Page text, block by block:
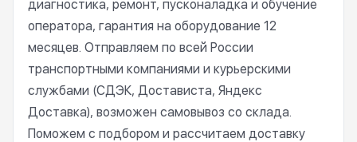
диагностика, ремонт, пусконаладка и обучение
оператора, гарантия на оборудование 12
месяцев. Отправляем по всей России
транспортными компаниями и курьерскими
службами (СДЭК, Достависта, Яндекс
Доставка), возможен самовывоз со склада.
Поможем с подбором и рассчитаем доставку